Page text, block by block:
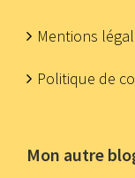
Mentions
Politique de
Mon autre